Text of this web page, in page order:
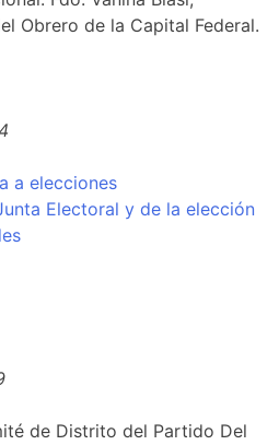
Obrero de la Capital Federal.
a elecciones
Electoral y de la elección
de Distrito del Partido Del